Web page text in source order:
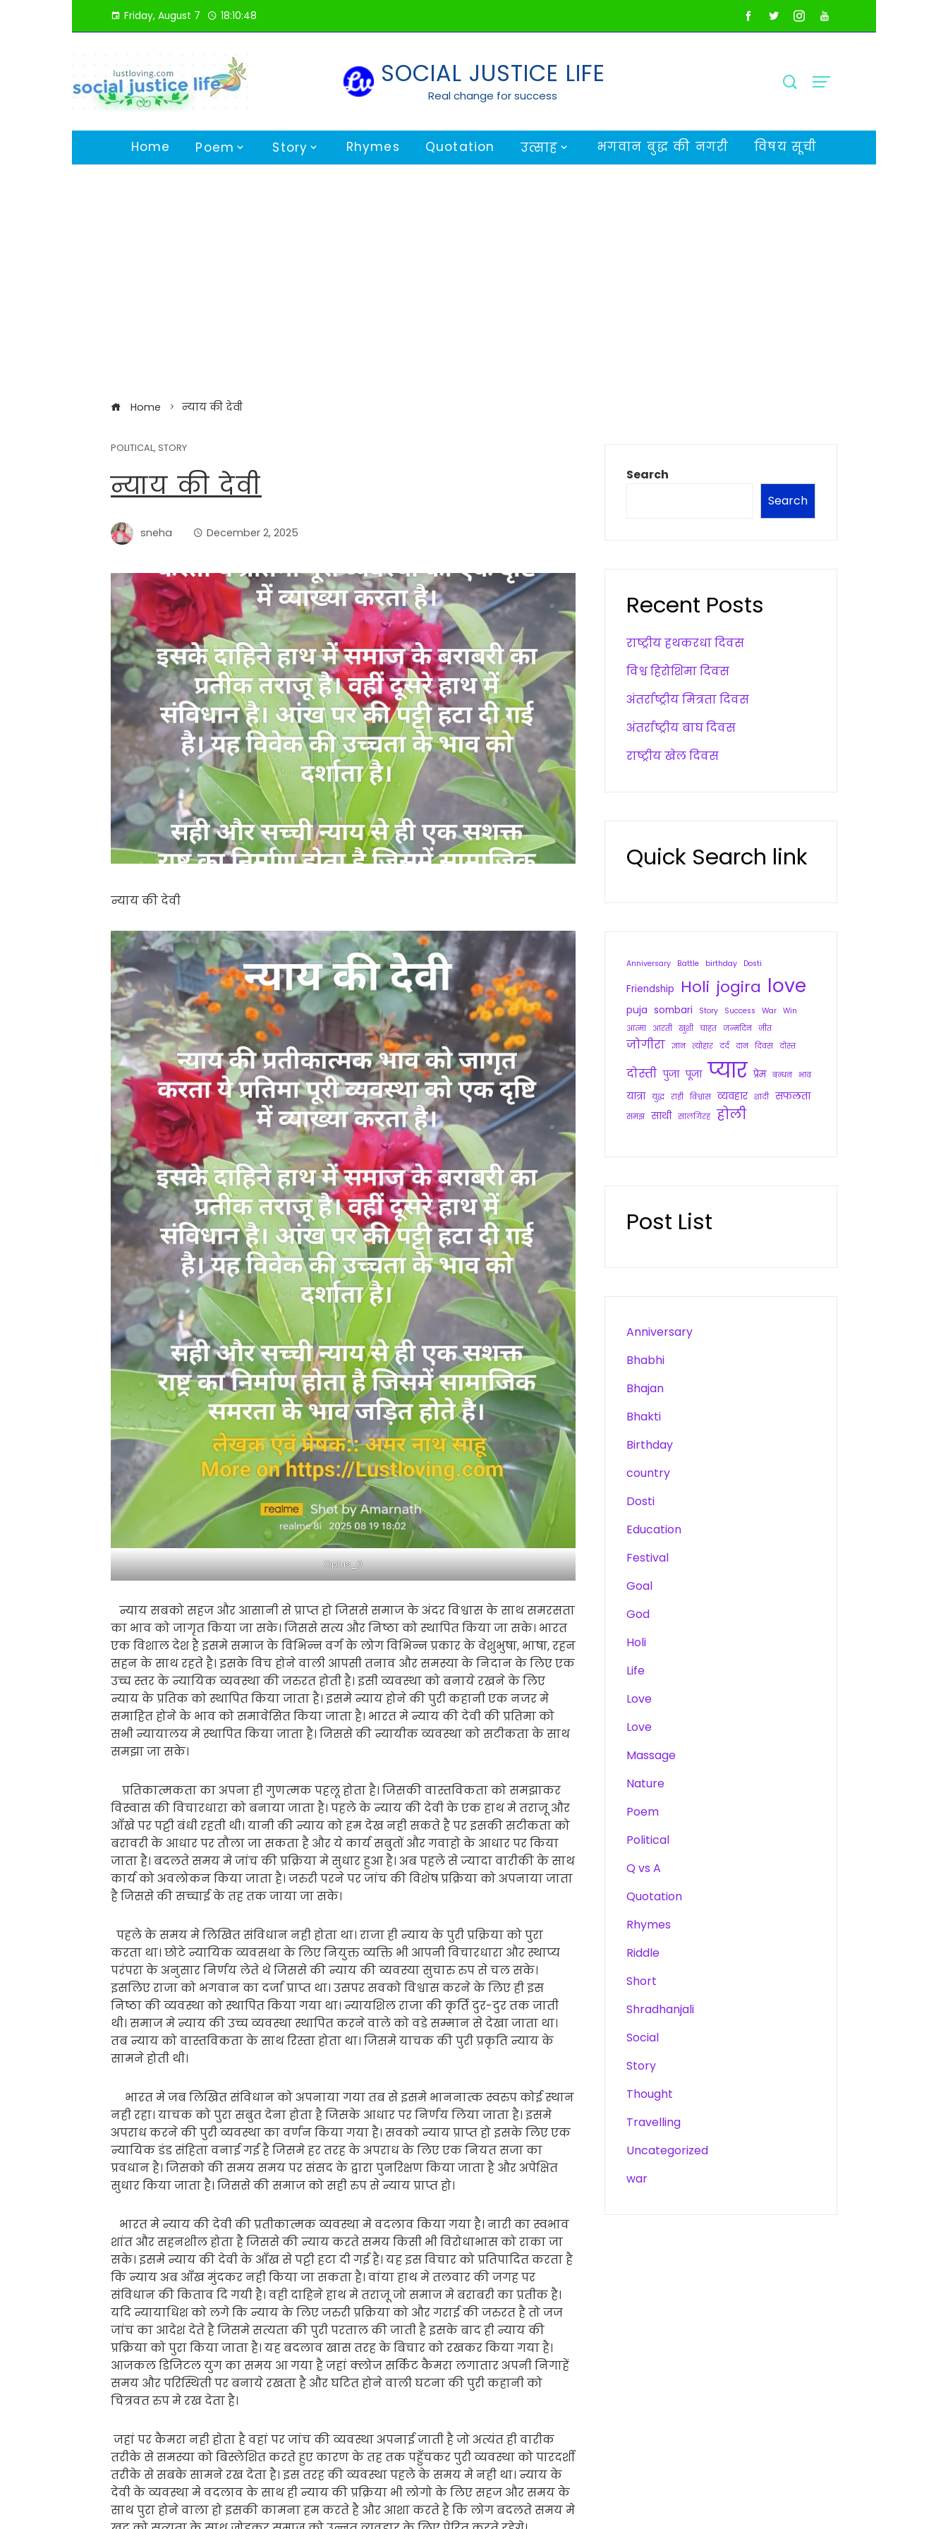
Friday, August 7 18:10:50
SOCIAL JUSTICE LIFE
Real change for success
Home Poem Story Rhymes Quotation उत्साह भगवान बुद्ध की नगरी विषय सूची
Home न्याय की देवी
POLITICAL, STORY
न्याय की देवी
sneha December 2, 2025
न्याय की देवी
Oplus_0
न्याय सबको सहज और आसानी से प्राप्त हो जिससे समाज के अंदर विश्वास के साथ समरसता
का भाव को जागृत किया जा सके। जिससे सत्य और निष्ठा को स्थापित किया जा सके। भारत
एक विशाल देश है इसमे समाज के विभिन्न वर्ग के लोग विभिन्न प्रकार के वेशुभुषा, भाषा, रहन
सहन के साथ रहते है। इसके विच होने वाली आपसी तनाव और समस्या के निदान के लिए एक
उच्च स्तर के न्यायिक व्यवस्था की जरुरत होती है। इसी व्यवस्था को बनाये रखने के लिए
न्याय के प्रतिक को स्थापित किया जाता है। इसमे न्याय होने की पुरी कहानी एक नजर मे
समाहित होने के भाव को समावेसित किया जाता है। भारत मे न्याय की देवी की प्रतिमा को
सभी न्यायालय मे स्थापित किया जाता है। जिससे की न्यायीक व्यवस्था को सटीकता के साथ
समझा जा सके।
प्रतिकात्मकता का अपना ही गुणत्मक पहलू होता है। जिसकी वास्तविकता को समझाकर
विस्वास की विचारधारा को बनाया जाता है। पहले के न्याय की देवी के एक हाथ मे तराजू और
आँखे पर पट्टी बंधी रहती थी। यानी की न्याय को हम देख नही सकते है पर इसकी सटीकता को
बरावरी के आधार पर तौला जा सकता है और ये कार्य सबुतों और गवाहो के आधार पर किया
जाता है। बदलते समय मे जांच की प्रक्रिया मे सुधार हुआ है। अब पहले से ज्यादा वारीकी के साथ
कार्य को अवलोकन किया जाता है। जरुरी परने पर जांच की विशेष प्रक्रिया को अपनाया जाता
है जिससे की सच्चाई के तह तक जाया जा सके।
पहले के समय मे लिखित संविधान नही होता था। राजा ही न्याय के पुरी प्रक्रिया को पुरा
करता था। छोटे न्यायिक व्यवसथा के लिए नियुक्त व्यक्ति भी आपनी विचारधारा और स्थाप्य
परंपरा के अनुसार निर्णय लेते थे जिससे की न्याय की व्यवस्या सुचारु रुप से चल सके।
इसलिए राजा को भगवान का दर्जा प्राप्त था। उसपर सवको विश्वास करने के लिए ही इस
निष्ठा की व्यवस्था को स्थापित किया गया था। न्यायशिल राजा की कृर्ति दुर-दुर तक जाती
थी। समाज मे न्याय की उच्च व्यवस्था स्थापित करने वाले को वडे सम्मान से देखा जाता था।
तब न्याय को वास्तविकता के साथ रिस्ता होता था। जिसमे याचक की पुरी प्रकृति न्याय के
सामने होती थी।
भारत मे जब लिखित संविधान को अपनाया गया तब से इसमे भाननात्क स्वरुप कोई स्थान
नही रहा। याचक को पुरा सबुत देना होता है जिसके आधार पर निर्णय लिया जाता है। इसमे
अपराध करने की पुरी व्यवस्था का वर्णन किया गया है। सवको न्याय प्राप्त हो इसके लिए एक
न्यायिक डंड संहिता वनाई गई है जिसमे हर तरह के अपराध के लिए एक नियत सजा का
प्रवधान है। जिसको की समय समय पर संसद के द्वारा पुनरिक्षण किया जाता है और अपेक्षित
सुधार किया जाता है। जिससे की समाज को सही रुप से न्याय प्राप्त हो।
भारत मे न्याय की देवी की प्रतीकात्मक व्यवस्था मे वदलाव किया गया है। नारी का स्वभाव
शांत और सहनशील होता है जिससे की न्याय करते समय किसी भी विरोधाभास को राका जा
सके। इसमे न्याय की देवी के आँख से पट्टी हटा दी गई है। यह इस विचार को प्रतिपादित करता है
कि न्याय अब आँख मुंदकर नही किया जा सकता है। वांया हाथ मे तलवार की जगह पर
संविधान की किताव दि गयी है। वही दाहिने हाथ मे तराजू जो समाज मे बराबरी का प्रतीक है।
यदि न्यायाधिश को लगे कि न्याय के लिए जरुरी प्रक्रिया को और गराई की जरुरत है तो जज
जांच का आदेश देते है जिसमे सत्यता की पुरी परताल की जाती है इसके बाद ही न्याय की
प्रक्रिया को पुरा किया जाता है। यह बदलाव खास तरह के बिचार को रखकर किया गया है।
आजकल डिजिटल युग का समय आ गया है जहां क्लोज सर्किट कैमरा लगातार अपनी निगाहें
समय और परिस्थिती पर बनाये रखता है और घटित होने वाली घटना की पुरी कहानी को
चित्रवत रुप मे रख देता है।
जहां पर कैमरा नही होता है वहां पर जांच की व्यवस्था अपनाई जाती है जो अत्यंत ही वारीक
तरीके से समस्या को बिस्लेशित करते हुए कारण के तह तक पहुँचकर पुरी व्यवस्था को पारदर्शी
तरीके से सबके सामने रख देता है। इस तरह की व्यवस्था पहले के समय मे नही था। न्याय के
देवी के व्यवस्था मे वदलाव के साथ ही न्याय की प्रक्रिया भी लोगो के लिए सहज और समय के
साथ पुरा होने वाला हो इसकी कामना हम करते है और आशा करते है कि लोग बदलते समय मे
Search
Search
Recent Posts
राष्ट्रीय हथकरधा दिवस
विश्व हिरोशिमा दिवस
अंतर्राष्ट्रीय मित्रता दिवस
अंतर्राष्ट्रीय बाघ दिवस
राष्ट्रीय खेल दिवस
Quick Search link
Anniversary Battle birthday Dosti
Friendship Holi jogira love
puja sombari Story Success War
Win
आत्मा
आरती खुशी चाहत जन्मदिन जीत
जोगीरा ज्ञान त्योहार दर्द दान दिवस दोस्त
दोस्ती पुजा पूजा प्यार प्रेम बन्धन भाव
यात्रा युद्ध राही विश्वास व्यवहार शादी सफलता
समझ साथी सालगिरह होली
Post List
Anniversary
Bhabhi
Bhajan
Bhakti
Birthday
country
Dosti
Education
Festival
Goal
God
Holi
Life
Love
Love
Massage
Nature
Poem
Political
Q vs A
Quotation
Rhymes
Riddle
Short
Shradhanjali
Social
Story
Thought
Travelling
Uncategorized
war